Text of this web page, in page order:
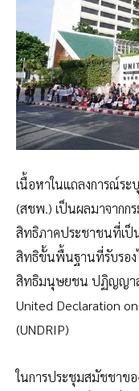
เนื้อหาในแถลงการณ์ระ
(สชพ.) เป็นผลมาจากกร
สิทธิภาคประชาชนที่เป็
สิทธิขั้นพื้นฐานที่รับรอง
สิทธิมนุษยชน ปฏิญญาส
United Declaration
(UNDRIP)
ในการประชุมสมัชชาข